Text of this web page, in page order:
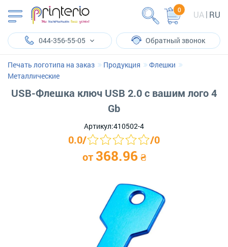
UA RU
0
044-356-55-05 Обратный звонок
Печать логотипа на заказ Продукция
Флешки
Металлические
USB-Флешка ключ USB 2.0 с вашим лого 4
Gb
Артикул:410502-4
0.0/ /0
от 368.96 ₴